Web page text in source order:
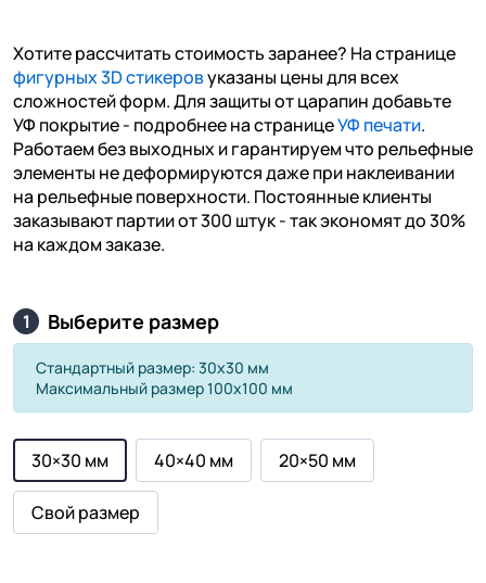
Хотите рассчитать стоимость заранее? На странице
фигурных 3D стикеровуказаны цены для всех
сложностей форм. Для защиты от царапин добавьте
УФ покрытие - подробнее на страницеУФ печати.
Работаем без выходных и гарантируем что рельефные
элементы не деформируются даже при наклеивании
на рельефные поверхности. Постоянные клиенты
заказывают партии от 300 штук - так экономят до 30%
на каждом заказе.
1 Выберите размер
Стандартный размер: 30х30 мм
Максимальный размер 100х100 мм
30×30 мм 40×40 мм 20×50 мм
Свой размер